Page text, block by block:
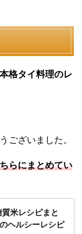
本格タイ料理のレ
ございました。
らにまとめてい
質米レシピまと
ヘルシーレシピ